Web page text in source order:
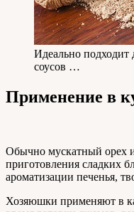
Идеально подходит
соусов …
Применение в
Обычно мускатный орех
приготовления сладких
ароматизации печенья,
Хозяюшки применяют в